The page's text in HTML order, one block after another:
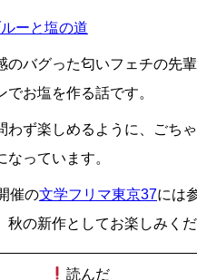
ーと塩の道
のバグった匂いフェチの先
でお塩を作る話です。
わず楽しめるように、ごち
なっています。
催の文学フリマ東京37には
秋の新作としてお楽しみくだ
読んだ